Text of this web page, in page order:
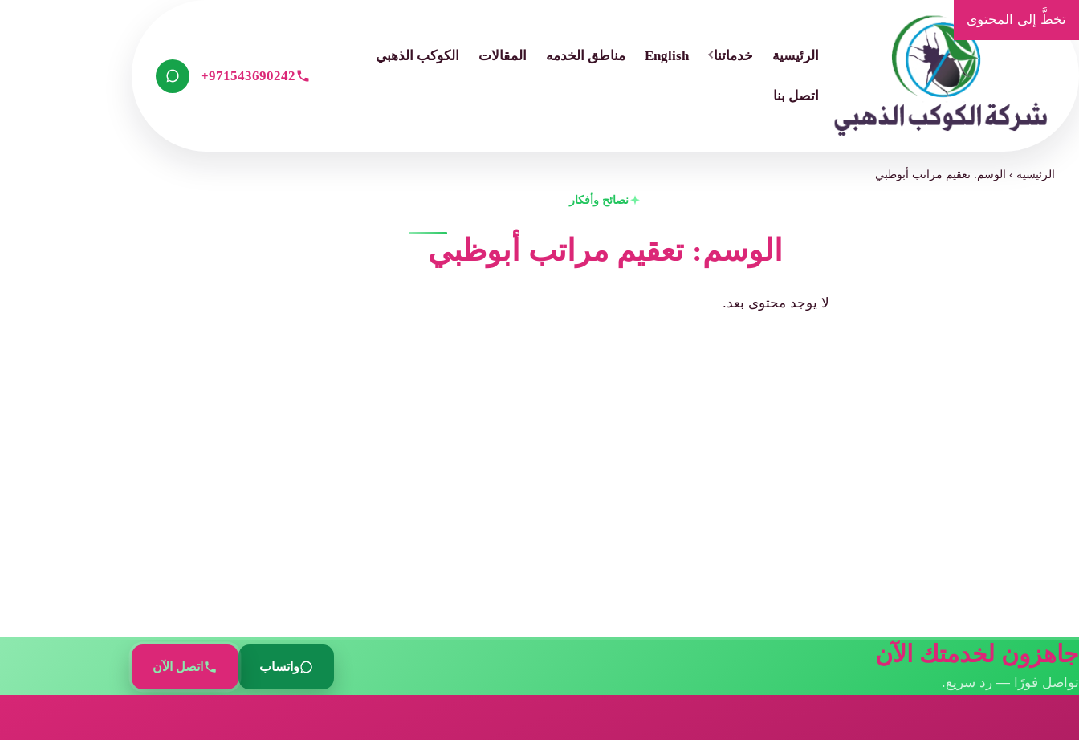
تخطَّ إلى المحتوى
الرئيسية خدماتنا English مناطق الخدمه المقالات الكوكب الذهبي
اتصل بنا
+971543690242
الرئيسية › الوسم: تعقيم مراتب أبوظبي
نصائح وأفكار
الوسم: تعقيم مراتب أبوظبي
لا يوجد محتوى بعد.
جاهزون لخدمتك الآن
تواصل فورًا — رد سريع.
واتساب اتصل الآن